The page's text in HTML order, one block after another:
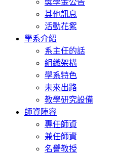
其他訊息
活動花絮
學系介紹
系主任的話
組織架構
學系特色
未來出路
教學研究設備
師資陣容
專任師資
兼任師資
名譽教授